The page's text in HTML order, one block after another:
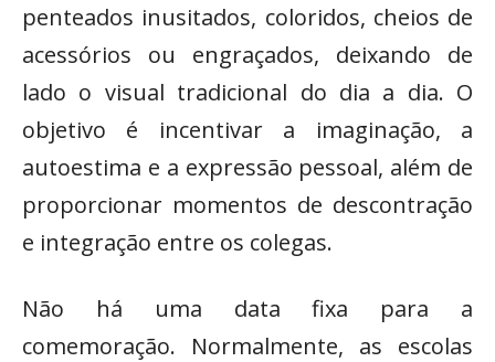
penteados inusitados, coloridos, cheios de
acessórios ou engraçados, deixando de
lado o visual tradicional do dia a dia. O
objetivo é incentivar a imaginação, a
autoestima e a expressão pessoal, além de
proporcionar momentos de descontração
e integração entre os colegas.
Não há uma data fixa para a
comemoração. Normalmente, as escolas